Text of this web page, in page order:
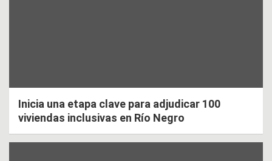
Inicia una etapa clave para adjudicar 100
viviendas inclusivas en Río Negro